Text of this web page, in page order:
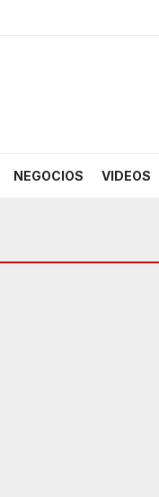
NEGOCIOS VIDEOS